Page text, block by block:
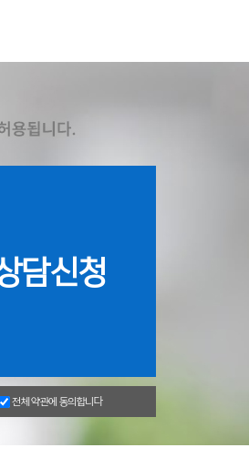
전체 약관에 동의합니다